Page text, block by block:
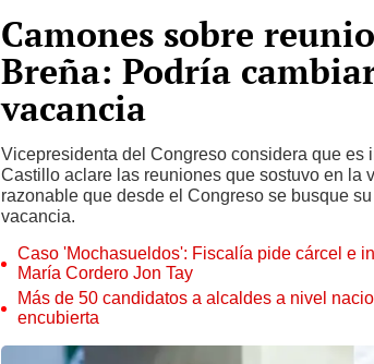
Camones sobre
Breña: Podría
vacancia
Vicepresidenta del Congreso considera que
Castillo aclare las reuniones que sostuvo en la
razonable que desde el Congreso se busque
vacancia.
Caso 'Mochasueldos': Fiscalía pide cárcel e
María Cordero Jon Tay
Más de 50 candidatos a alcaldes a nivel
encubierta